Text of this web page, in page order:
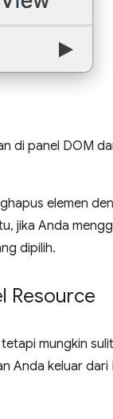
di panel DOM
elemen
jika Anda
dipilih.
Resource
mungkin
Anda keluar dari